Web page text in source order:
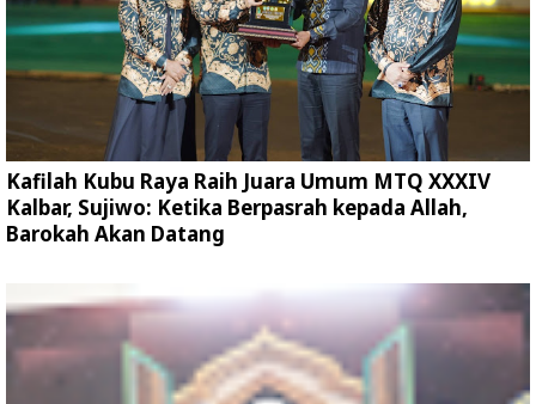
Kafilah Kubu Raya Raih Juara Umum MTQ XXXIV
Kalbar, Sujiwo: Ketika Berpasrah kepada Allah,
Barokah Akan Datang